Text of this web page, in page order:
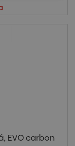
EVO carbon